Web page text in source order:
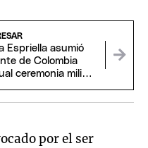
Espriella asumió
de Colombia
ceremonia militar
por el ser